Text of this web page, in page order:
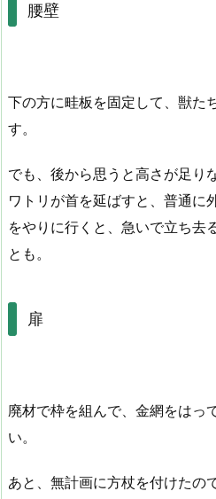
腰壁
下の方に畦板を固定して、獣た
す。
でも、後から思うと高さが足り
ワトリが首を延ばすと、普通に
をやりに行くと、急いで立ち去
とも。
扉
廃材で枠を組んで、金網をはっ
い。
あと、無計画に方杖を付けたの